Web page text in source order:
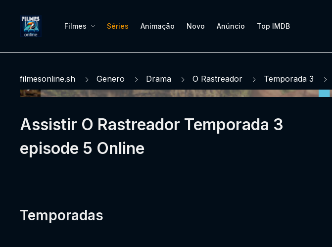
Filmes Séries Animação Novo Anúncio Top IMDB
filmesonline.sh Genero Drama O Rastreador Temporada 3
Assistir O Rastreador Temporada 3
episode 5 Online
Temporadas